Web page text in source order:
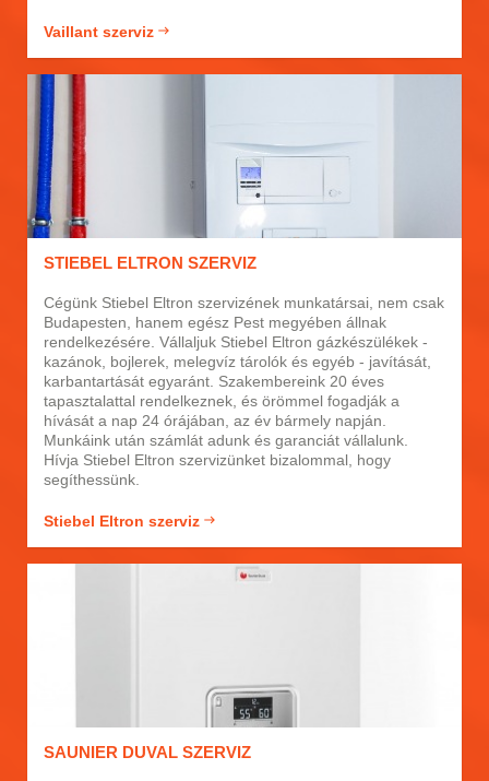
Vaillant szerviz
STIEBEL ELTRON SZERVIZ
Cégünk Stiebel Eltron szervizének munkatársai, nem csak
Budapesten, hanem egész Pest megyében állnak
rendelkezésére. Vállaljuk Stiebel Eltron gázkészülékek -
kazánok, bojlerek, melegvíz tárolók és egyéb - javítását,
karbantartását egyaránt. Szakembereink 20 éves
tapasztalattal rendelkeznek, és örömmel fogadják a
hívását a nap 24 órájában, az év bármely napján.
Munkáink után számlát adunk és garanciát vállalunk.
Hívja Stiebel Eltron szervizünket bizalommal, hogy
segíthessünk.
Stiebel Eltron szerviz
SAUNIER DUVAL SZERVIZ